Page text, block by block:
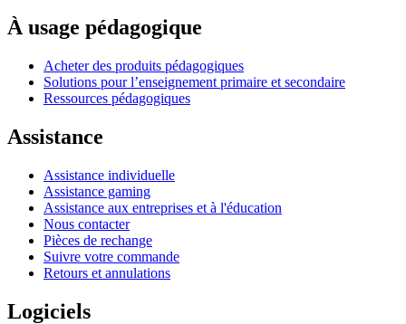
À usage pédagogique
Acheter des produits pédagogiques
Solutions pour l’enseignement primaire et secondaire
Ressources pédagogiques
Assistance
Assistance individuelle
Assistance gaming
Assistance aux entreprises et à l'éducation
Nous contacter
Pièces de rechange
Suivre votre commande
Retours et annulations
Logiciels